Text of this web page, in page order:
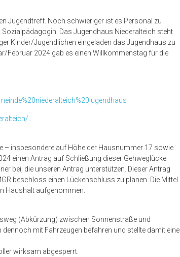
Jugendtreff. Noch schwieriger ist es Personal zu
Das Jugendhaus Niederalteich steht
Kinder/Jugendlichen eingeladen das Jugendhaus zu
Februar 2024 gab es einen Willkommenstag für die
…
– insbesondere auf Höhe der Hausnummer 17 sowie
einen Antrag auf Schließung dieser Gehweglücke
bei, die unseren Antrag unterstützen. Dieser Antrag
beschloss einen Lückenschluss zu planen. Die Mittel
Haushalt aufgenommen.
(Abkürzung) zwischen Sonnenstraße und
mit Fahrzeugen befahren und stellte damit eine
wirksam abgesperrt.